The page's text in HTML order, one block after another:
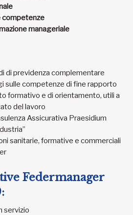
competenze
manageriale
di previdenza complementare
sulle competenze di fine rapporto
formativo e di orientamento, utili a
del lavoro
Assicurativa Praesidium
sanitarie, formative e commerciali
Federmanager
servizio